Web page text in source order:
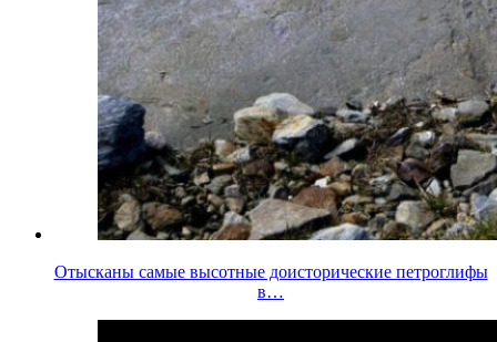
Отысканы самые высотные доисторические петроглифы
в…